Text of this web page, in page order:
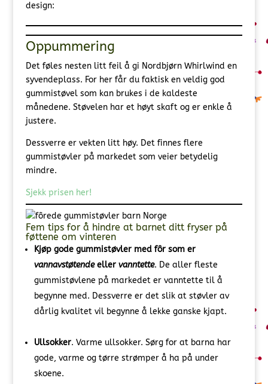
design:
Oppummering
Det føles nesten litt feil å gi Nordbjørn Whirlwind en
syvendeplass. For her får du faktisk en veldig god
gummistøvel som kan brukes i de kaldeste
månedene. Støvelen har et høyt skaft og er enkle å
justere.
Dessverre er vekten litt høy. Det finnes flere
gummistøvler på markedet som veier betydelig
mindre.
Sjekk prisen her!
Fem tips for å hindre at barnet ditt fryser på
føttene om vinteren
Kjøp gode gummistøvler med fôr som er
vannavstøtendeeller vanntette. De aller fleste
gummistøvlene på markedet er vanntette til å
begynne med. Dessverre er det slik at støvler av
dårlig kvalitet vil begynne å lekke ganske kjapt.
Ullsokker. Varme ullsokker. Sørg for at barna har
gode, varme og tørre strømper å ha på under
skoene.